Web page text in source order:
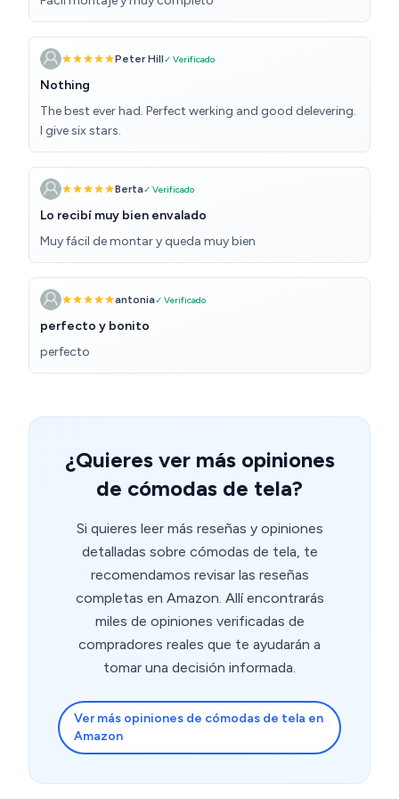
Peter Hill✓ Verificado
Nothing
The best ever had. Perfect werking and good delevering.
I give six stars.
Berta✓ Verificado
Lo recibí muy bien envalado
Muy fácil de montar y queda muy bien
antonia✓ Verificado
perfecto y bonito
perfecto
¿Quieres ver más opiniones
de cómodas de tela?
Si quieres leer más reseñas y opiniones
detalladas sobre cómodas de tela, te
recomendamos revisar las reseñas
completas en Amazon. Allí encontrarás
miles de opiniones verificadas de
compradores reales que te ayudarán a
tomar una decisión informada.
Ver más opiniones de cómodas de tela en
Amazon